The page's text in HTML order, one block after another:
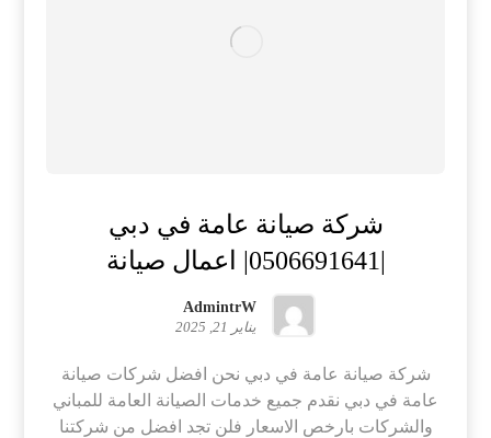
شركة صيانة عامة في دبي
AdmintrW
يناير 21, 2025
شركة صيانة عامة في دبي نحن افضل شركات صيانة
عامة في دبي نقدم جميع خدمات الصيانة العامة للمباني
والشركات بارخص الاسعار فلن تجد افضل من شركتنا